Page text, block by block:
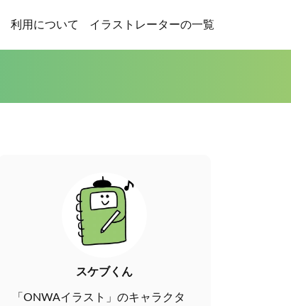
利用について イラストレーターの一覧
スケブくん
「ONWAイラスト」のキャラクタ